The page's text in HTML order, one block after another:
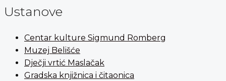
Ustanove
Centar kulture Sigmund Romberg
Muzej Belišće
Dječji vrtić Maslačak
Gradska knjižnica i čitaonica